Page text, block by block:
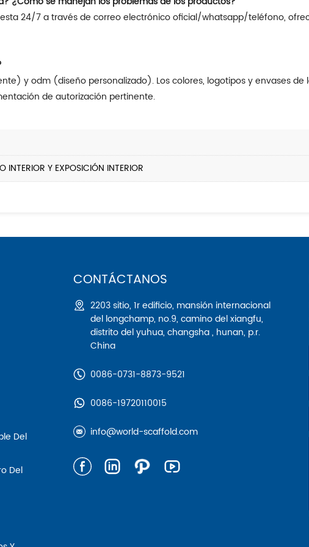
de autorización pertinente.
Y EXPOSICIÓN INTERIOR
CONTÁCTANOS
2203 sitio, 1r edificio, mansión internacional
del longchamp, no.9, camino del xiangfu,
distrito del yuhua, changsha , hunan, p.r.
China
0086-0731-8873-9521
0086-19720110015
info@world-scaffold.com